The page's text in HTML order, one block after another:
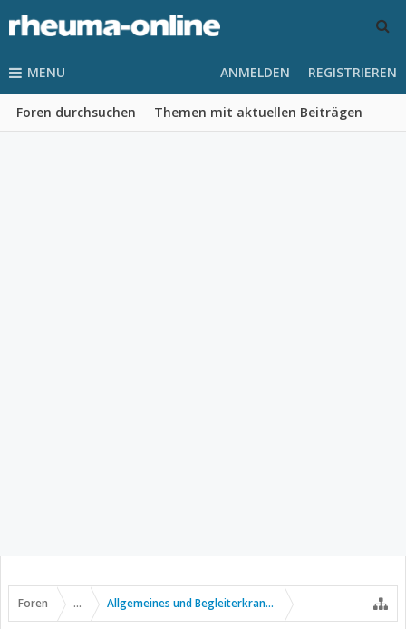
MENU
Foren durchsuchen Themen mit aktuellen Beiträgen
ANMELDEN REGISTRIEREN
Foren ... Allgemeines und Begleiterkrankungen